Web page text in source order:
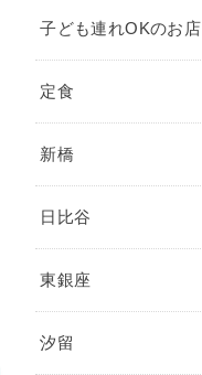
子ども連れOKのお店
定食
新橋
日比谷
東銀座
汐留